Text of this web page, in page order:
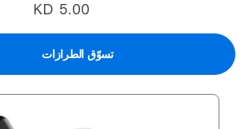
KD 5.00
تسوّق الطرازات